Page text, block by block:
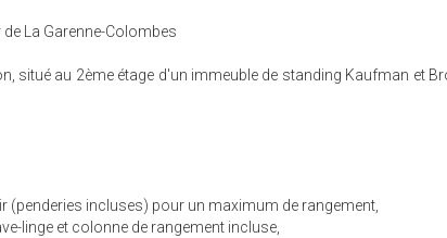
La Garenne-Colombes
situé au 2ème étage d'un immeuble de standing Kaufman et
incluses) pour un maximum de rangement,
linge et colonne de rangement incluse,